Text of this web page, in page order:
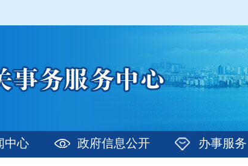
中心 政府信息公开 办事服务